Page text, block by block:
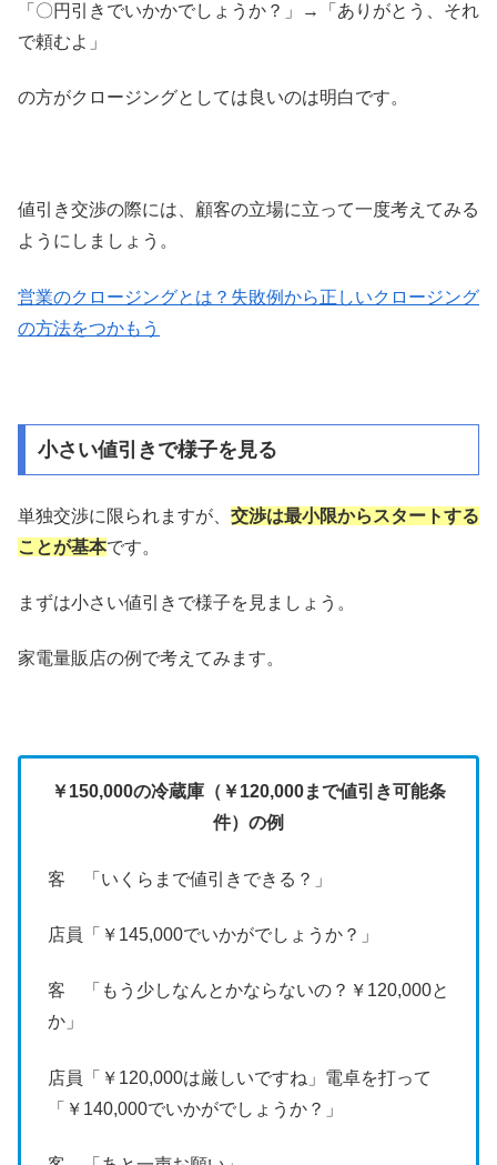
「〇円引きでいかかでしょうか？」→「ありがとう、それ
で頼むよ」
の方がクロージングとしては良いのは明白です。
値引き交渉の際には、顧客の立場に立って一度考えてみる
ようにしましょう。
営業のクロージングとは？失敗例から正しいクロージング
の方法をつかもう
小さい値引きで様子を見る
単独交渉に限られますが、 交渉は最小限からスタートする
ことが基本です。
まずは小さい値引きで様子を見ましょう。
家電量販店の例で考えてみます。
￥150,000の冷蔵庫（￥120,000まで値引き可能条
件）の例
客 「いくらまで値引きできる？」
店員「￥145,000でいかがでしょうか？」
客 「もう少しなんとかならないの？￥120,000と
か」
店員「￥120,000は厳しいですね」電卓を打って
「￥140,000でいかがでしょうか？」